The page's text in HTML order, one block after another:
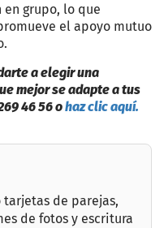
en grupo, lo que
el apoyo mutuo
a elegir una
mejor se adapte a tus
46 56 ohaz clic aquí.
tarjetas de parejas,
de fotos y escritura